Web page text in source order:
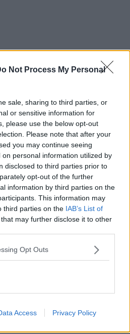
Not Process My Personal
sale, sharing to third parties, or
or sensitive information for
please use the below opt-out
Please note that after your
you may continue seeing
personal information utilized by
disclosed to third parties prior to
opt-out of the further
information by third parties on the
This information may
third parties on the IAB’s List of
that may further disclose it to other
Opt Outs
Access Privacy Policy
den RadsportAktuell-
abonnieren!
auf „Abonnieren“ geklickt hast,
eine E-Mail von uns. Bei
landet diese im Spam-
ihn daher bitte ebenfalls.
News, Ergebnisse und
– täglich kompakt per E-
und Editor-in-chief
wuchs man mit der Tour de